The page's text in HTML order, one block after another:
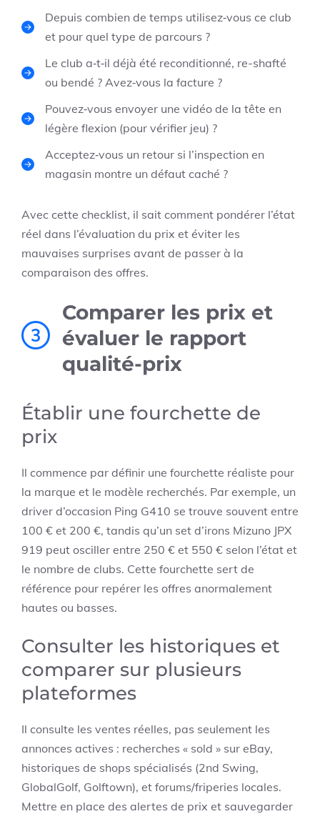
Depuis combien de temps utilisez‑vous ce club
et pour quel type de parcours ?
Le club a‑t‑il déjà été reconditionné, re-shafté
ou bendé ? Avez‑vous la facture ?
Pouvez‑vous envoyer une vidéo de la tête en
légère flexion (pour vérifier jeu) ?
Acceptez‑vous un retour si l’inspection en
magasin montre un défaut caché ?
Avec cette checklist, il sait comment pondérer l’état
réel dans l’évaluation du prix et éviter les
mauvaises surprises avant de passer à la
comparaison des offres.
3
Comparer les prix et
évaluer le rapport
qualité-prix
Établir une fourchette de
prix
Il commence par définir une fourchette réaliste pour
la marque et le modèle recherchés. Par exemple, un
driver d’occasion Ping G410 se trouve souvent entre
100 € et 200 €, tandis qu’un set d’irons Mizuno JPX
919 peut osciller entre 250 € et 550 € selon l’état et
le nombre de clubs. Cette fourchette sert de
référence pour repérer les offres anormalement
hautes ou basses.
Consulter les historiques et
comparer sur plusieurs
plateformes
Il consulte les ventes réelles, pas seulement les
annonces actives : recherches « sold » sur eBay,
historiques de shops spécialisés (2nd Swing,
GlobalGolf, Golftown), et forums/friperies locales.
Mettre en place des alertes de prix et sauvegarder